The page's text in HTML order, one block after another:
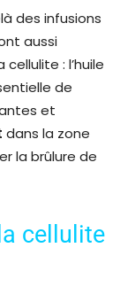
des infusions
aussi
: l’huile
de
et
dans la zone
la brûlure de
cellulite